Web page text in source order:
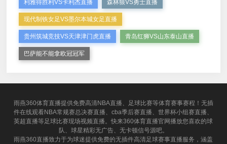
利雅得胜利VS卡利杰直播 森林狼VS勇士直播
现代制铁女足VS墨尔本城女足直播
贵州筑城竞技VS天津津门虎直播 青岛红狮VS山东泰山直播
巴萨能不能拿欧冠冠军
雨燕360体育直播提供免费高清NBA直播、足球比赛等体育赛事赛程！无插
件在线观看NBA常规赛总决赛直播、cba季后赛直播、世界杯小组赛直播、
英超直播等足球比赛现场视频直播。快来360体育直播官网播放您喜欢的球
队、球星精彩无广告、无卡顿信号源吧。
雨燕360直播致力于为球迷提供免费的无插件高清足球赛事直播服务，涵盖